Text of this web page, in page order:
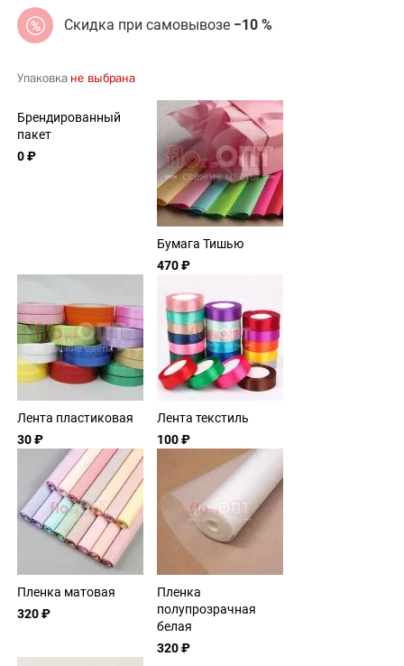
Скидка при самовывозе −10 %
Упаковка не выбрана
Брендированный
пакет
0 ₽
Бумага Тишью
470 ₽
Лента пластиковая
30 ₽
Лента текстиль
100 ₽
Пленка матовая
320 ₽
Пленка
полупрозрачная
белая
320 ₽